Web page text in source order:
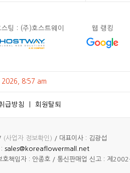
팅 : (주)호스트웨이 웹 랭킹
2026, 8:57 am
급방침 회원탈퇴
(사업자 정보확인) / 대표이사 : 김광섭
sales@koreaflowermall.net
책임자 : 안종호 / 통신판매업 신고 : 제